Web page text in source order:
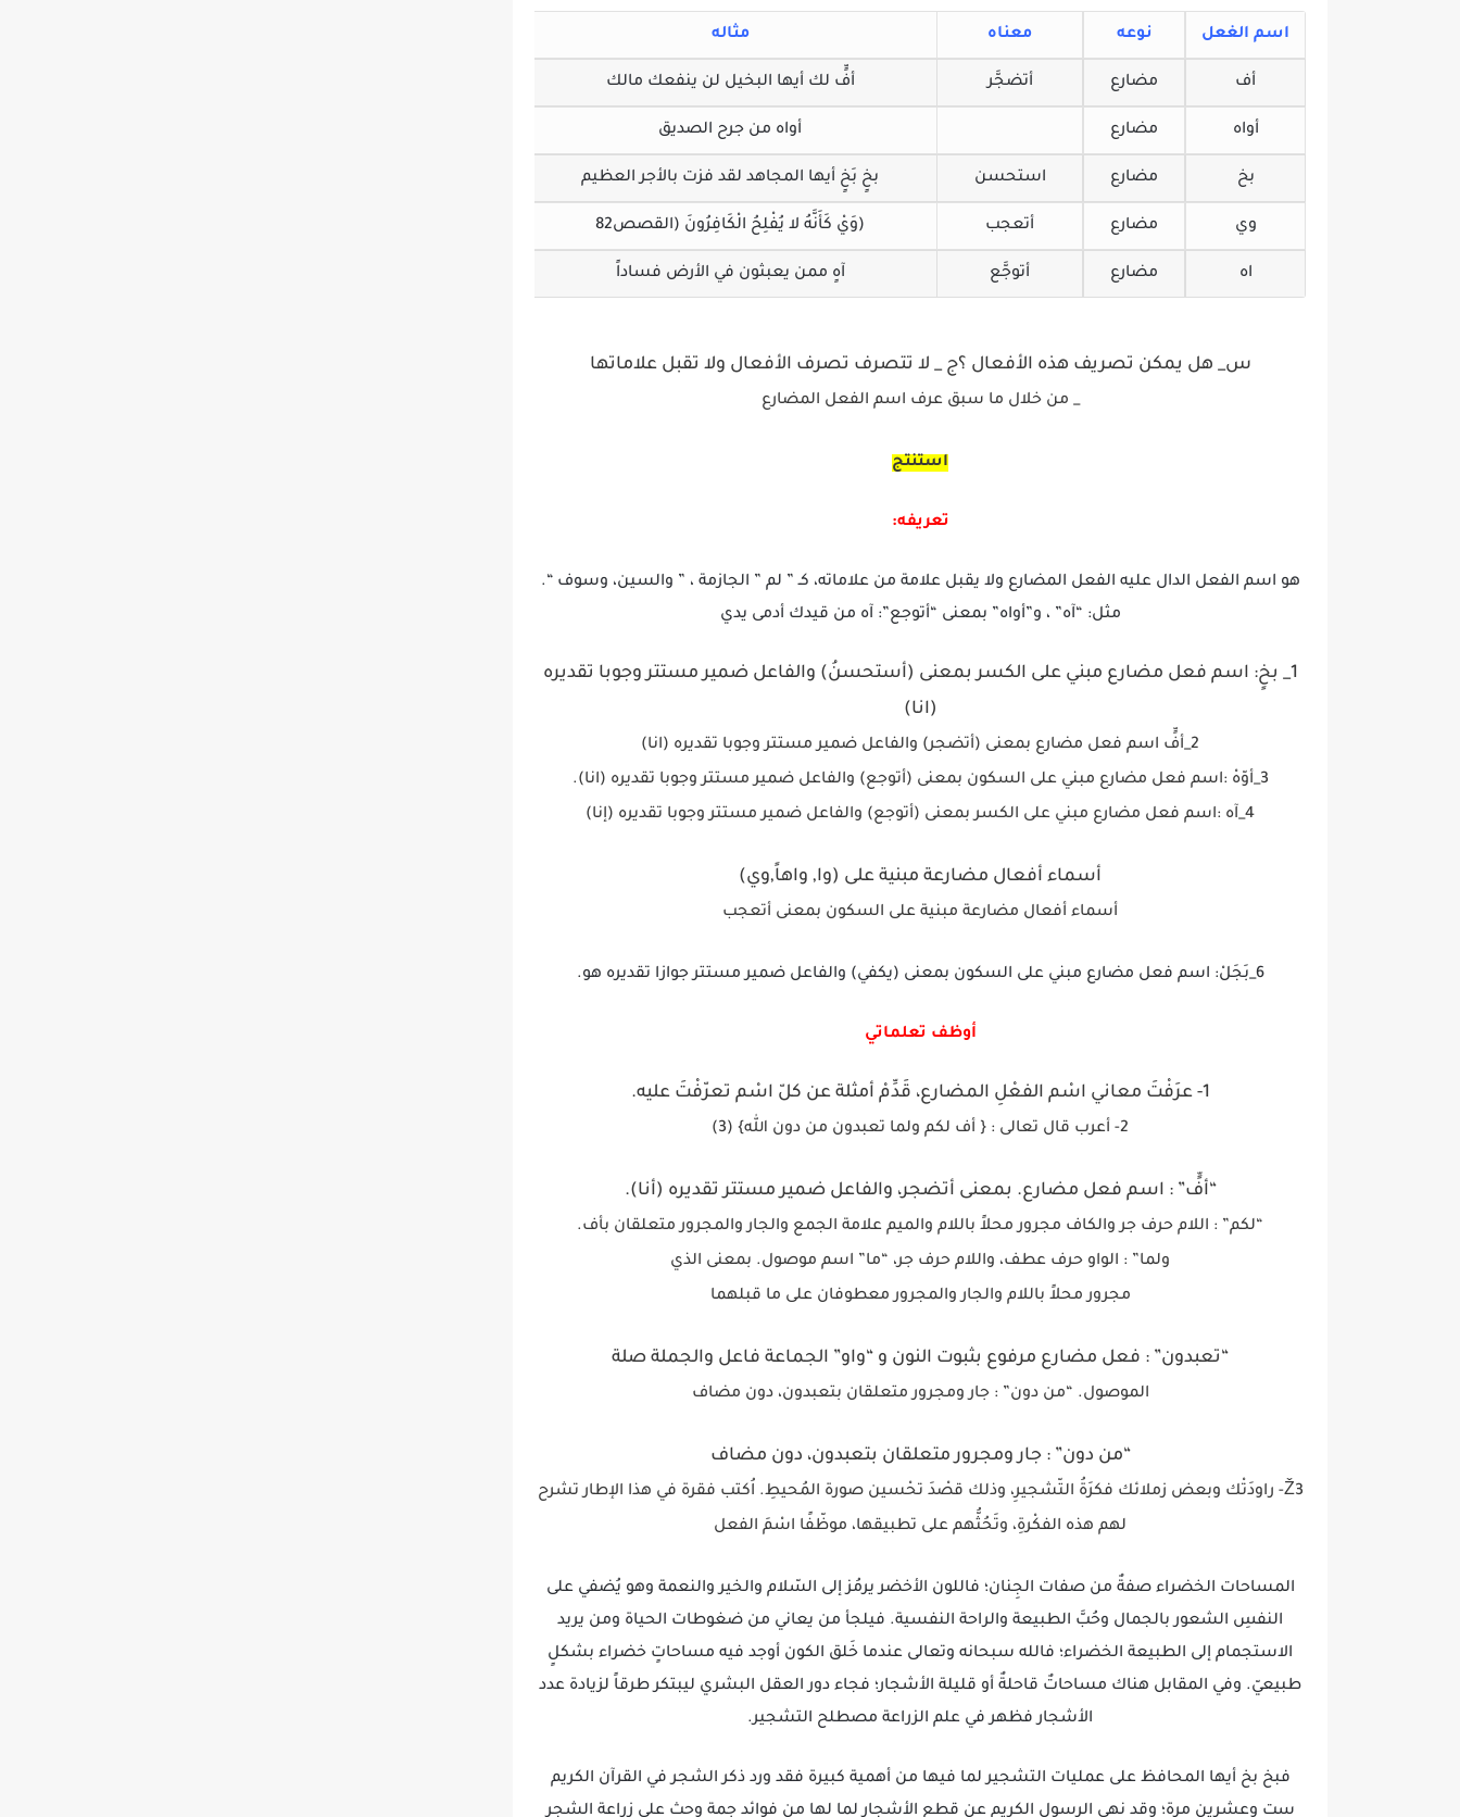
اسم الغعل نوعه معناه مثاله
أف مضارع أتضجَّر أفٍّ لك أيها البخيل لن ينفعك مالك
أواه مضارع أواه من جرح الصديق
بخ مضارع استحسن بخٍ بَخٍ أيها المجاهد لقد فزت بالأجر العظيم
وي مضارع أتعجب (وَيْ كَأَنَّهُ لا يُفْلِحُ الْكَافِرُونَ (القصص82
اه مضارع أتوجَّع آهٍ ممن يعبثون في الأرض فساداً
س_ هل يمكن تصريف هذه الأفعال ؟ج _ لا تتصرف تصرف الأفعال ولا تقبل علاماتها
_ من خلال ما سبق عرف اسم الفعل المضارع
استنتج
تعريفه:
هو اسم الفعل الدال عليه الفعل المضارع ولا يقبل علامة من علاماته، كـ ” لم ” الجازمة ، ” والسين، وسوف “.
مثل: “آه” ، و”أواه” بمعنى “أتوجع”: آه من قيدك أدمى يدي
1_ بخٍ: اسم فعل مضارع مبني على الكسر بمعنى (أستحسنُ) والفاعل ضمير مستتر وجوبا تقديره
(انا)
2_أفٍّ اسم فعل مضارع بمعنى (أتضجر) والفاعل ضمير مستتر وجوبا تقديره (انا)
3_أوّهْ :اسم فعل مضارع مبني على السكون بمعنى (أتوجع) والفاعل ضمير مستتر وجوبا تقديره (انا).
4_آه :اسم فعل مضارع مبني على الكسر بمعنى (أتوجع) والفاعل ضمير مستتر وجوبا تقديره (إنا)
أسماء أفعال مضارعة مبنية على (وا, واهاً,وي)
أسماء أفعال مضارعة مبنية على السكون بمعنى أتعجب
6_بَجَلْ: اسم فعل مضارع مبني على السكون بمعنى (يكفي) والفاعل ضمير مستتر جوازا تقديره هو.
أوظف تعلماتي
1- عرَفْتَ معاني اسْم الفعْلِ المضارع، قَدِّمْ أمثلة عن كلّ اسْم تعرّفْتَ عليه.
2- أعرب قال تعالى : { أف لكم ولما تعبدون من دون الله} (3)
“أفٍّ” : اسم فعل مضارع. بمعنى أتضجر، والفاعل ضمير مستتر تقديره (أنا).
“لكم” : اللام حرف جر والكاف مجرور محلاً باللام والميم علامة الجمع والجار والمجرور متعلقان بأف.
ولما” : الواو حرف عطف، واللام حرف جر، “ما” اسم موصول. بمعنى الذي
مجرور محلاً باللام والجار والمجرور معطوفان على ما قبلهما
“تعبدون” : فعل مضارع مرفوع بثبوت النون و “واو” الجماعة فاعل والجملة صلة
الموصول. “من دون” : جار ومجرور متعلقان بتعبدون، دون مضاف
“من دون” : جار ومجرور متعلقان بتعبدون، دون مضاف
Ž3- راودَتْك وبعض زملائك فكرَةُ التّشجيرِ، وذلك قصْدَ تحْسين صورة المُحيطِ. اُكتب فقرة في هذا الإطار تشرح
لهم هذه الفكْرةِ، وتَحُثُّهم على تطبيقها، موظّفًا اسْمَ الفعل
المساحات الخضراء صفةٌ من صفات الجِنان؛ فاللون الأخضر يرمُز إلى السّلام والخير والنعمة وهو يُضفي على
النفسِ الشعور بالجمال وحُبَّ الطبيعة والراحة النفسية. فيلجأ من يعاني من ضغوطات الحياة ومن يريد
الاستجمام إلى الطبيعة الخضراء؛ فالله سبحانه وتعالى عندما خَلق الكون أوجد فيه مساحاتٍ خضراء بشكلٍ
طبيعيّ. وفي المقابل هناك مساحاتٌ قاحلةٌ أو قليلة الأشجار؛ فجاء دور العقل البشري ليبتكر طرقاً لزيادة عدد
الأشجار فظهر في علم الزراعة مصطلح التشجير.
فبخ بخ أيها المحافظ على عمليات التشجير لما فيها من أهمية كبيرة فقد ورد ذكر الشجر في القرآن الكريم
ست وعشرين مرة؛ وقد نهى الرسول الكريم عن قطع الأشجار لما لها من فوائد جمة وحث على زراعة الشجر